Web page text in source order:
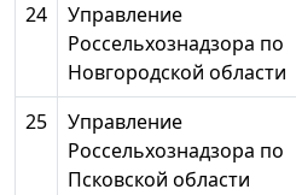
24
Управление
Россельхознадзора по
Новгородской области
25
Управление
Россельхознадзора по
Псковской области